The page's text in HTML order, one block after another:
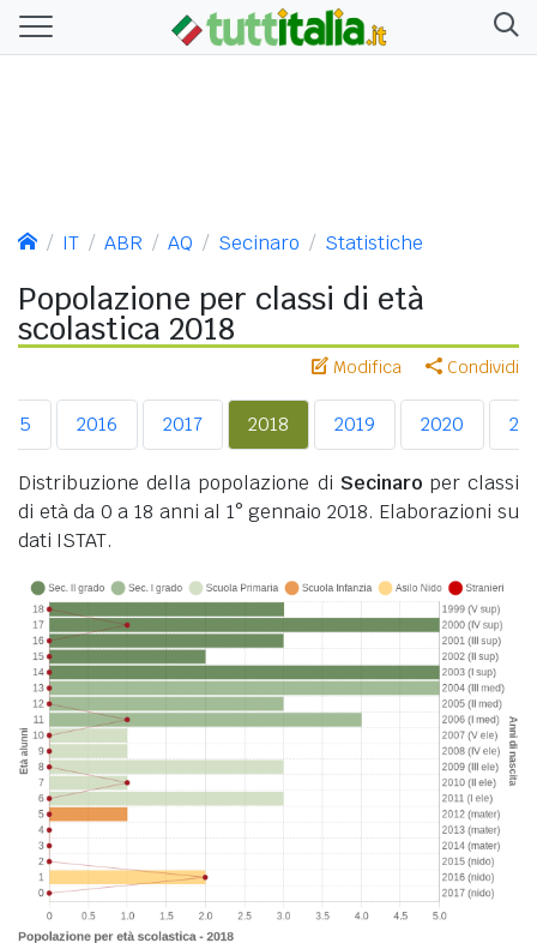
IT ABR AQ Secinaro Statistiche
Popolazione per classi di età
scolastica 2018
Modifica Condividi
2016 2017 2018 2019 2020
Distribuzione della popolazione di Secinaroper classi
di età da 0 a 18 anni al 1° gennaio 2018. Elaborazioni su
dati ISTAT.